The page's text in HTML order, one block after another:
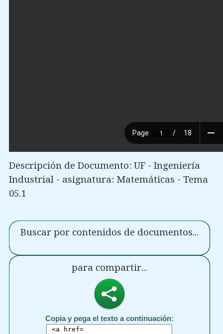
Descripción de Documento: UF - Ingeniería
Industrial - asignatura: Matemáticas - Tema
05.1
Buscar por contenidos de documentos...
para compartir...
Copia y pega el texto a continuación: